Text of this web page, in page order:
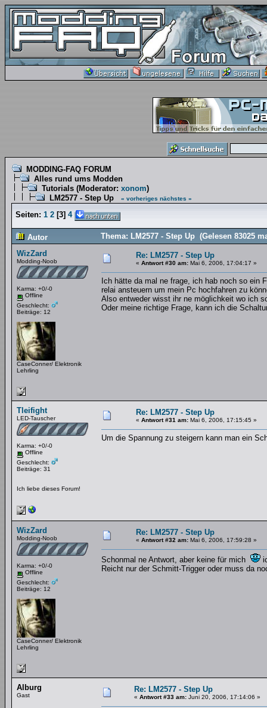
MODDING-FAQ FORUM
Alles rund ums Modden
Tutorials (Moderator: xonom)
LM2577 - Step Up
« vorheriges nächstes »
Seiten: 1 2 [3] 4
Autor
Thema: LM2577 - Step Up (Gelesen 83025
WizZard
Modding-Noob
Karma: +0/-0
Offline
Geschlecht:
Beiträge: 12
CaseConner/ Elektronik
Lehrling
Re: LM2577 - Step Up
« Antwort #30 am: Mai 6, 2006, 17:04:17 »
Ich hätte da mal ne frage, ich hab noch so ein
relai ansteuern um mein Pc hochfahren zu
Also entweder wisst ihr ne möglichkeit wo ich
Oder meine richtige Frage, kann ich die
Tleifight
LED-Tauscher
Karma: +0/-0
Offline
Geschlecht:
Beiträge: 31
Ich liebe dieses Forum!
Re: LM2577 - Step Up
« Antwort #31 am: Mai 6, 2006, 17:15:45 »
Um die Spannung zu steigern kann man ein
WizZard
Modding-Noob
Karma: +0/-0
Offline
Geschlecht:
Beiträge: 12
CaseConner/ Elektronik
Lehrling
Re: LM2577 - Step Up
« Antwort #32 am: Mai 6, 2006, 17:59:28 »
Schonmal ne Antwort, aber keine für mich
Reicht nur der Schmitt-Trigger oder muss da
Alburg
Gast
Re: LM2577 - Step Up
« Antwort #33 am: Juni 20, 2006, 17:14:06 »